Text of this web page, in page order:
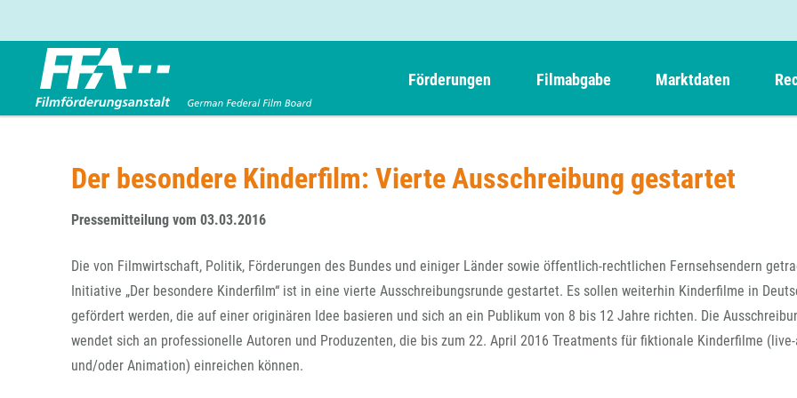
Förderungen
Entwicklungsförderung
Produktionsförderung
Verleihförderung
Folgevorhaben aus BKM-Preismitteln
Förderprogramm Filmerbe
Eigenkapitalaufstockung
Sonderförderungen nach § 2 FFG
Navigation
überspringen
Einreich- und Sitzungstermine
Webinare
Nachhaltigkeit
Erlösabrechnung
Exportbeitrag
Sperrfristen und Verkürzungsmöglichkeiten
Filmabgabe
Filmabgabe von Videoprogrammanbietern
Marktdaten
FFA 2025
Die FFA in Kürze
Gremien
Referendariat
Vergabebekanntmachung
Kurzfilmpreis Short Tiger
German Films und Vision Kino
FFA International
Der besondere Kinderfilm: Vierte Ausschreibung gestartet
Pressemitteilung vom 03.03.2016
Die von Filmwirtschaft, Politik, Förderungen des Bundes und einiger Länder sowie öffentlich-rechtlichen Fernsehsendern
Initiative „Der besondere Kinderfilm“ ist in eine vierte Ausschreibungsrunde gestartet. Es sollen weiterhin Kinderfilme in
gefördert werden, die auf einer originären Idee basieren und sich an ein Publikum von 8 bis 12 Jahre richten. Die
wendet sich an professionelle Autoren und Produzenten, die bis zum 22. April 2016 Treatments für fiktionale Kinderfilme
und/oder Animation) einreichen können.
Twitter Mail